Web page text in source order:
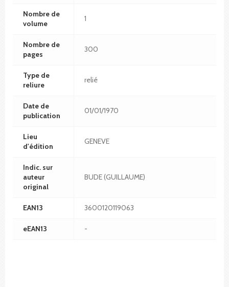
Nombre de
volume
1
Nombre de
pages
300
Type de
reliure
relié
Date de
publication
01/01/1970
Lieu
d'édition
GENEVE
Indic. sur
auteur
original
BUDE (GUILLAUME)
EAN13 3600120119063
eEAN13 -